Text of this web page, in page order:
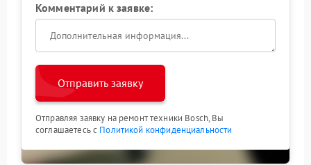
Комментарий к заявке:
Отправить заявку
Отправляя заявку на ремонт техники Bosch, Вы
соглашаетесь с Политикой конфиденциальности